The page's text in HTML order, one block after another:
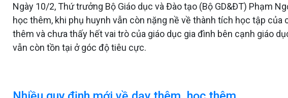
Ngày 10/2, Thứ trưởng Bộ Giáo dục và Đào tạo (Bộ GD&ĐT) Phạm
học thêm, khi phụ huynh vẫn còn nặng nề về thành tích học tập
thêm và chưa thấy hết vai trò của giáo dục gia đình bên cạnh giáo
vẫn còn tồn tại ở góc độ tiêu cực.